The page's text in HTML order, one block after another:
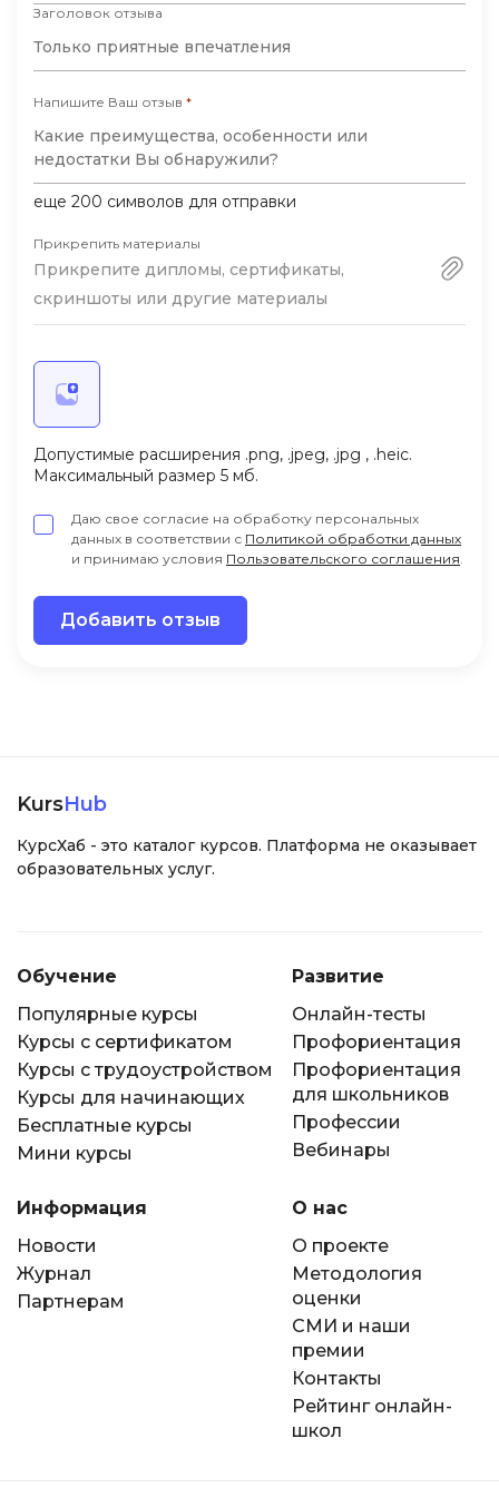
качественнее.
Заголовок отзыва
Напишите Ваш отзыв *
еще 200 символов для отправки
Прикрепить материалы
Прикрепите дипломы, сертификаты,
скриншоты или другие материалы
Допустимые расширения .png, .jpeg, .jpg , .heic.
Максимальный размер 5 мб.
Даю свое согласие на обработку персональных
данных в соответствии с Политикой обработки данных
и принимаю условия Пользовательского соглашения
Добавить отзыв
KursHub
КурсХаб - это каталог курсов. Платформа не оказывает
образовательных услуг.
Обучение
Популярные курсы
Курсы с сертификатом
Курсы с трудоустройством
Курсы для начинающих
Бесплатные курсы
Мини курсы
Развитие
Онлайн-тесты
Профориентация
Профориентация
для школьников
Профессии
Вебинары
Информация
Новости
Журнал
Партнерам
О нас
О проекте
Методология
оценки
СМИ и наши
премии
Контакты
Рейтинг онлайн-
школ